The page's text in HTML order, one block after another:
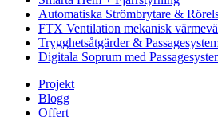
Automatiska Strömbrytare &
FTX Ventilation mekanisk
Trygghetsåtgärder &
Digitala Soprum med
Projekt
Blogg
Offert